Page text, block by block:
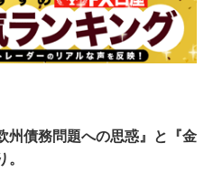
州債務問題への思惑』と『金